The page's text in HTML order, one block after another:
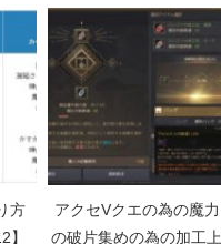
方
】
アクセVクエの為の魔力
の破片集めの為の加工上